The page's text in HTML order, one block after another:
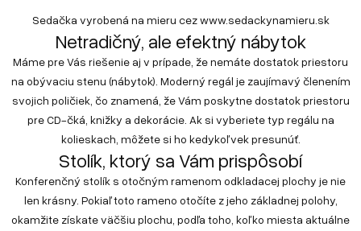
Sedačka vyrobená na mieru cezwww.sedackynamieru.sk
Netradičný, ale efektný nábytok
Máme pre Vás riešenie aj v prípade, že nemáte dostatok priestoru
na obývaciu stenu (nábytok). Moderný regál je zaujímavý členením
svojich poličiek, čo znamená, že Vám poskytne dostatok priestoru
pre CD-čká, knižky a dekorácie. Ak si vyberiete typ regálu na
kolieskach, môžete si ho kedykoľvek presunúť.
Stolík, ktorý sa Vám prispôsobí
Konferenčný stolík s otočným ramenom odkladacej plochy je nie
len krásny. Pokiaľ toto rameno otočíte z jeho základnej polohy,
okamžite získate väčšiu plochu, podľa toho, koľko miesta aktuálne